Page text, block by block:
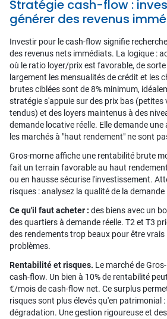
Stratégie cash-flow :
générer des revenus
Investir pour le cash-flow signifie
des revenus nets immédiats. La logique :
où le ratio loyer/prix est favorable, de
largement les mensualités de crédit et les
brutes ciblées sont de 8% minimum,
stratégie s'appuie sur des prix bas (petites
tendus) et des loyers maintenus à des
demande locative réelle. Elle demande
les marchés à "haut rendement" ne sont
Gros-morne affiche une rentabilité brute
fait un terrain favorable au haut
ou en hausse sécurise l'investissement.
risques : analysez la qualité de la demande
Ce qu'il faut acheter : des biens avec un
des quartiers à demande réelle. T2 et T3
des rendements trop beaux pour être
problèmes.
Rentabilité et risques. Le marché de
cash-flow. Un bien à 10% de rentabilité
€/mois de cash-flow net. Ce surplus
risques sont plus élevés qu'en patrimonial
dégradation. Une gestion rigoureuse et